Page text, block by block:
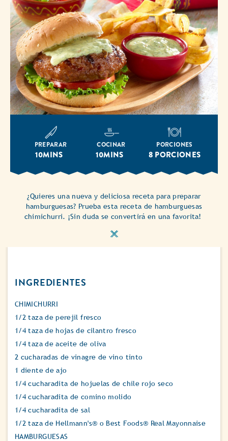
PREPARAR
10MINS
COCINAR
10MINS
PORCIONES
8 PORCIONES
¿Quieres una nueva y deliciosa receta para preparar
hamburguesas? Prueba esta receta de hamburguesas
chimichurri. ¡Sin duda se convertirá en una favorita!
INGREDIENTES
CHIMICHURRI
1/2 taza de perejil fresco
1/4 taza de hojas de cilantro fresco
1/4 taza de aceite de oliva
2 cucharadas de vinagre de vino tinto
1 diente de ajo
1/4 cucharadita de hojuelas de chile rojo seco
1/4 cucharadita de comino molido
1/4 cucharadita de sal
1/2 taza de Hellmann's® o Best Foods® Real Mayonnaise
HAMBURGUESAS